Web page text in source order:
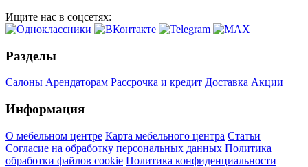
Ищите нас в соцсетях:
Разделы
Салоны Арендаторам Рассрочка и кредит Доставка Акции
Информация
О мебельном центре Карта мебельного центра Статьи
Согласие на обработку персональных данных Политика
обработки файлов cookie Политика конфиденциальности